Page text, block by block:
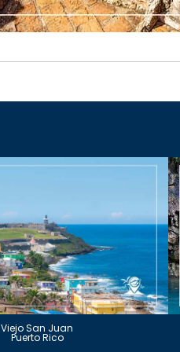
Viejo San Juan
Puerto Rico